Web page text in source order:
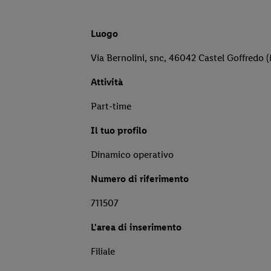
Luogo
Via Bernolini, snc, 46042 Castel Goffredo
Attività
Part-time
Il tuo profilo
Dinamico operativo
Numero di riferimento
711507
L'area di inserimento
Filiale